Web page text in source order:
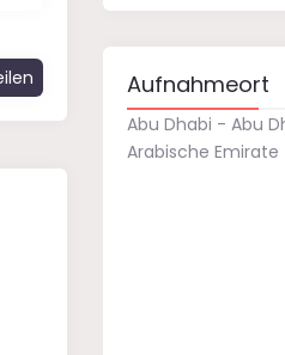
Aufnahmeort
Abu Dhabi - Abu
Arabische Emirate